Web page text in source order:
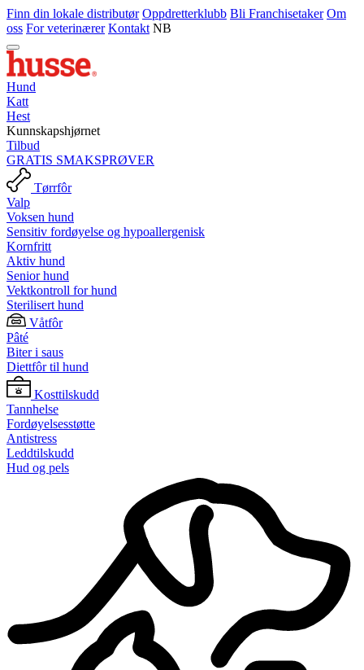
Finn din lokale distributør Oppdretterklubb Bli Franchisetaker Om
oss For veterinærer Kontakt NB
Hund
Katt
Hest
Kunnskapshjørnet
Tilbud
GRATIS SMAKSPRØVER
Tørrfôr
Valp
Voksen hund
Sensitiv fordøyelse og hypoallergenisk
Kornfritt
Aktiv hund
Senior hund
Vektkontroll for hund
Sterilisert hund
Våtfôr
Pâté
Biter i saus
Diettfôr til hund
Kosttilskudd
Tannhelse
Fordøyelsesstøtte
Antistress
Leddtilskudd
Hud og pels